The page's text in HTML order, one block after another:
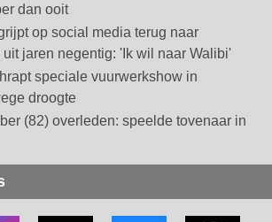
dan ooit
op social media terug naar
jaren negentig: 'Ik wil naar Walibi'
speciale vuurwerkshow in
droogte
(82) overleden: speelde tovenaar in